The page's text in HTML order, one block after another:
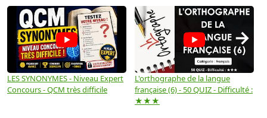
LES SYNONYMES - Niveau Expert
Concours - QCM très difficile
L'orthographe de la langue
française (6) - 50 QUIZ - Difficulté :
★★★
→